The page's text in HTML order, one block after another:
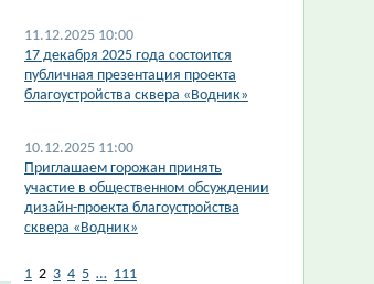
11.12.2025 10:00
17 декабря 2025 года состоится
публичная презентация проекта
благоустройства сквера «Водник»
10.12.2025 11:00
Приглашаем горожан принять
участие в общественном обсуждении
дизайн-проекта благоустройства
сквера «Водник»
1 2 3 4 5 … 111